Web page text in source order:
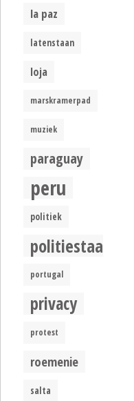
la paz
latenstaan
loja
marskramerpad
muziek
paraguay
peru
politiek
politiestaat
portugal
privacy
protest
roemenie
salta